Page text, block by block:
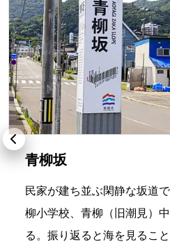
青柳坂
民家が建ち並ぶ閑静な坂道
柳小学校、青柳（旧潮見）
る。振り返ると海を見るこ